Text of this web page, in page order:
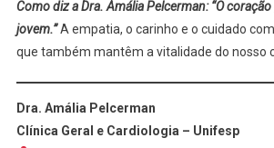
Como diz a Dra. Amália Pelcerman: “O
jovem.”A empatia, o carinho e o cuidado
que também mantêm a vitalidade do nosso
Dra. Amália Pelcerman
Clínica Geral e Cardiologia – Unifesp